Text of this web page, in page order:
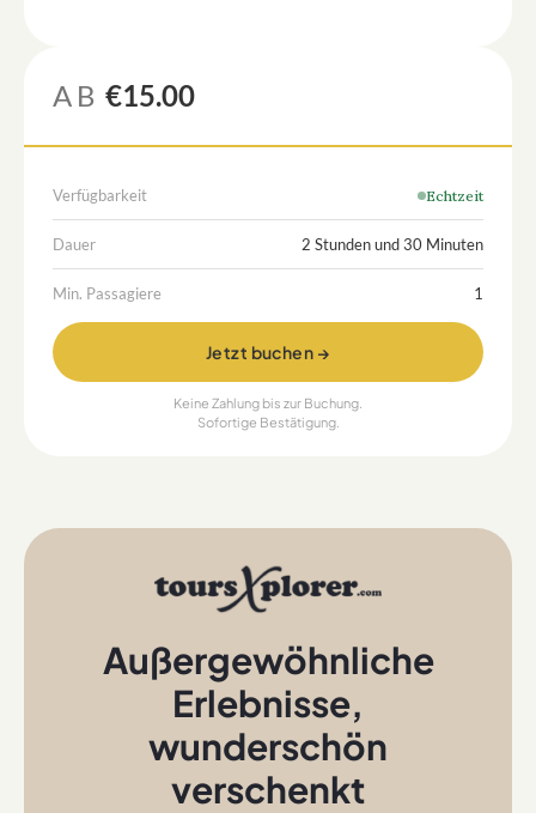
AB €15.00
Verfügbarkeit Echtzeit
Dauer 2 Stunden und 30 Minuten
Min. Passagiere 1
Jetzt buchen →
Keine Zahlung bis zur Buchung.
Sofortige Bestätigung.
Außergewöhnliche
Erlebnisse,
wunderschön
verschenkt